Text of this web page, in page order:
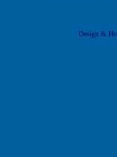
Design &